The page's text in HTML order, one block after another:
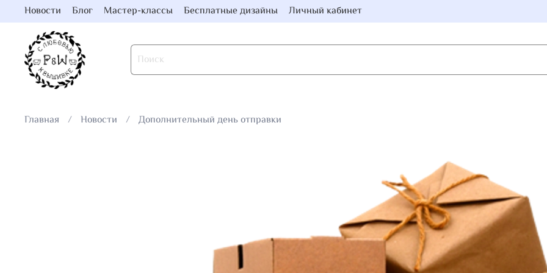
Новости Блог Мастер-классы Бесплатные дизайны Личный кабинет
Главная Новости Дополнительный день отправки